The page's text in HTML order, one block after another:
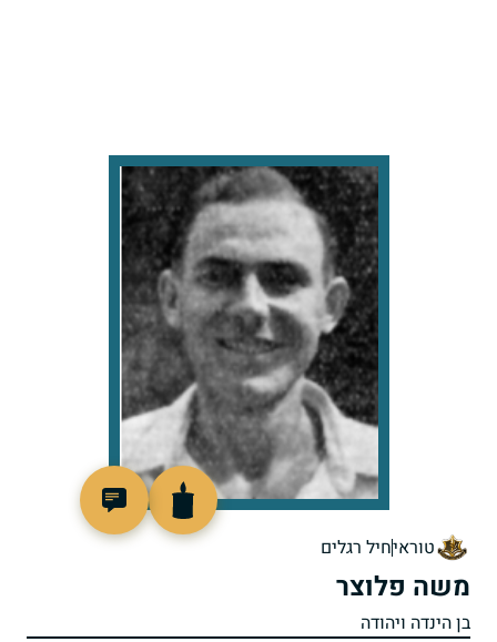
טוראיחיל רגלים
משה פלוצר
בן הינדה ויהודה